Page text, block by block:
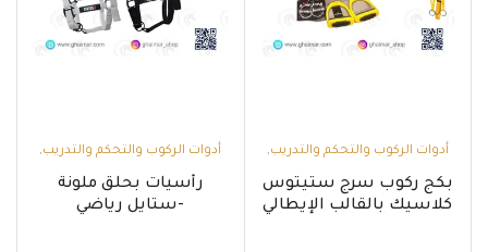
أدوات الركوب والتحكم والتدريب,
بكج ركوب سرج ستيتوس
كلاسيك بالقالب الإيطالي
أدوات الركوب والتحكم والتدريب,
رأسيات بحلق ملونة
-ستايل رياضي